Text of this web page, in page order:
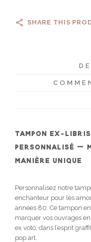
SHARE THIS
TAMPON EX-
PERSONNALISÉ –
MANIÈRE UNIQUE
Personnalisez notre
enchanteur pour les
années 80. Ce tampon
marquer vos ouvrages
ex voto, dans l’esprit
pop art.